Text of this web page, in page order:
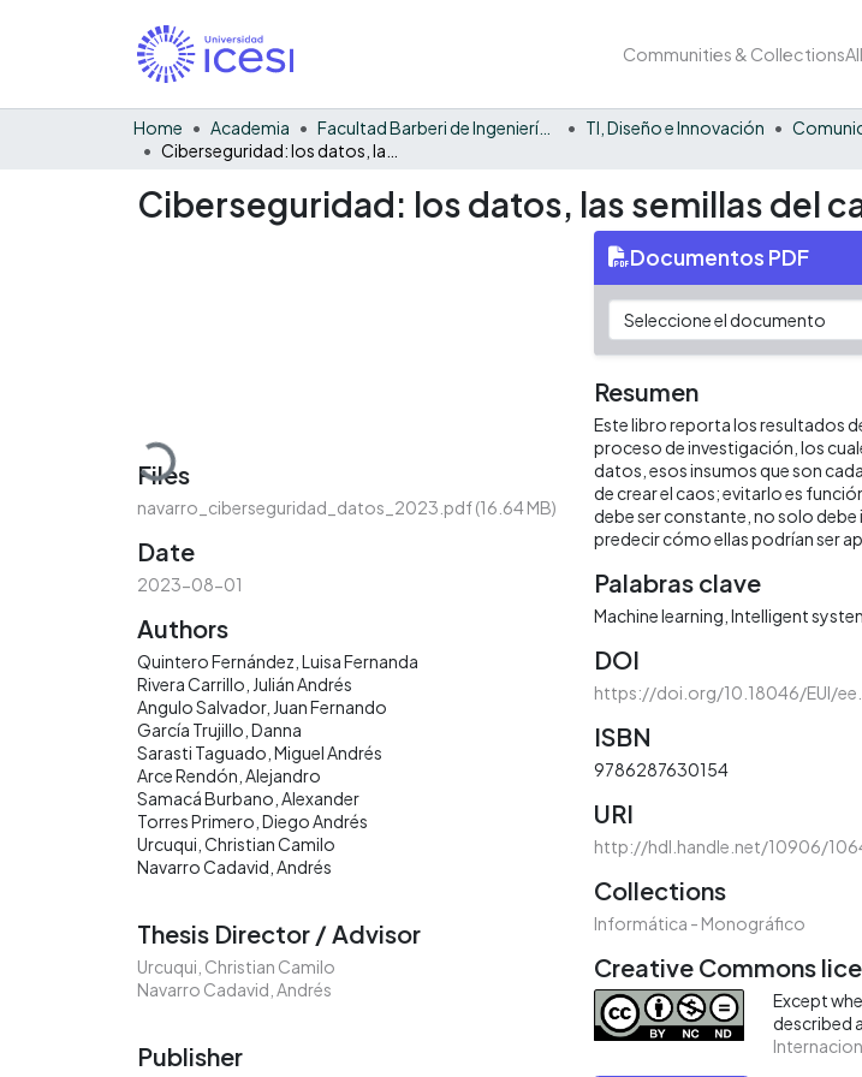
Communities & Collections
Home Academia Facultad Barberi de Ingeniería, Diseño y Ciencias Aplicadas TI, Diseño e Innovación
Ciberseguridad: los datos, las semillas del
Loading...
Files
navarro_ciberseguridad_datos_2023.pdf(16.64 MB)
Date
2023-08-01
Authors
Quintero Fernández, Luisa Fernanda
Rivera Carrillo, Julián Andrés
Angulo Salvador, Juan Fernando
García Trujillo, Danna
Sarasti Taguado, Miguel Andrés
Arce Rendón, Alejandro
Samacá Burbano, Alexander
Torres Primero, Diego Andrés
Urcuqui, Christian Camilo
Navarro Cadavid, Andrés
Thesis Director / Advisor
Urcuqui, Christian Camilo
Navarro Cadavid, Andrés
Publisher
Documentos PDF
Resumen
Este libro reporta los resultados
proceso de investigación, los
datos, esos insumos que son
de crear el caos; evitarlo es
debe ser constante, no solo
predecir cómo ellas podrían ser
Palabras clave
Machine learning Intelligent
DOI
https://doi.org/10.18046/EUI/
ISBN
9786287630154
URI
http://hdl.handle.net/10906/
Collections
Informática - Monográfico
Creative Commons
Except
described